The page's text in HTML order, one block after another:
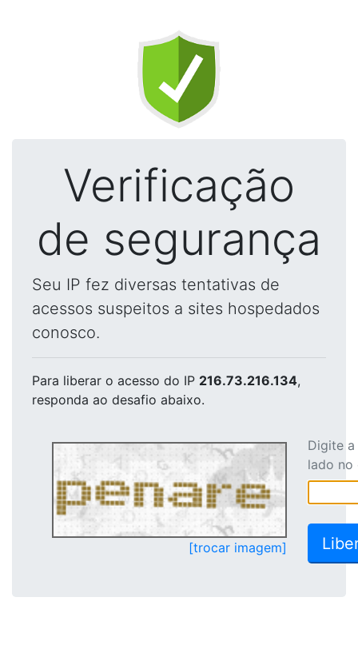
Verificação
de segurança
Seu IP fez diversas tentativas de
acessos suspeitos a sites hospedados
conosco.
Para liberar o acesso do IP 216.73.216.134,
responda ao desafio abaixo.
[trocar imagem]
Digite
lado no